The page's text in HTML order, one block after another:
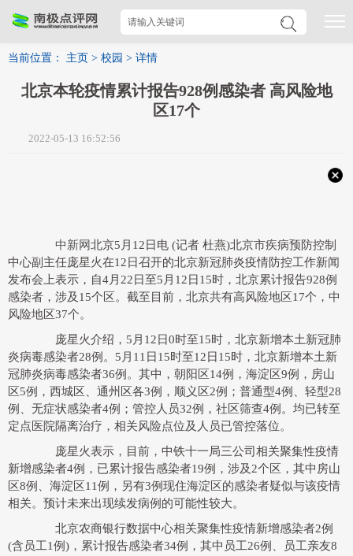
当前位置： 主页 > 校园 > 详情
北京本轮疫情累计报告928例感染者 高风险地
区17个
2022-05-13 16:52:56
中新网北京5月12日电 (记者 杜燕)北京市疾病预防控制
中心副主任庞星火在12日召开的北京新冠肺炎疫情防控工作新闻
发布会上表示，自4月22日至5月12日15时，北京累计报告928例
感染者，涉及15个区。截至目前，北京共有高风险地区17个，中
风险地区37个。
庞星火介绍，5月12日0时至15时，北京新增本土新冠肺
炎病毒感染者28例。5月11日15时至12日15时，北京新增本土新
冠肺炎病毒感染者36例。其中，朝阳区14例，海淀区9例，房山
区5例，西城区、通州区各3例，顺义区2例；普通型4例、轻型28
例、无症状感染者4例；管控人员32例，社区筛查4例。均已转至
定点医院隔离治疗，相关风险点位及人员已管控落位。
庞星火表示，目前，中铁十一局三公司相关聚集性疫情
新增感染者4例，已累计报告感染者19例，涉及2个区，其中房山
区8例、海淀区11例，另有3例现住海淀区的感染者疑似与该疫情
相关。预计未来出现续发病例的可能性较大。
北京农商银行数据中心相关聚集性疫情新增感染者2例
(含员工1例)，累计报告感染者34例，其中员工26例、员工亲友8